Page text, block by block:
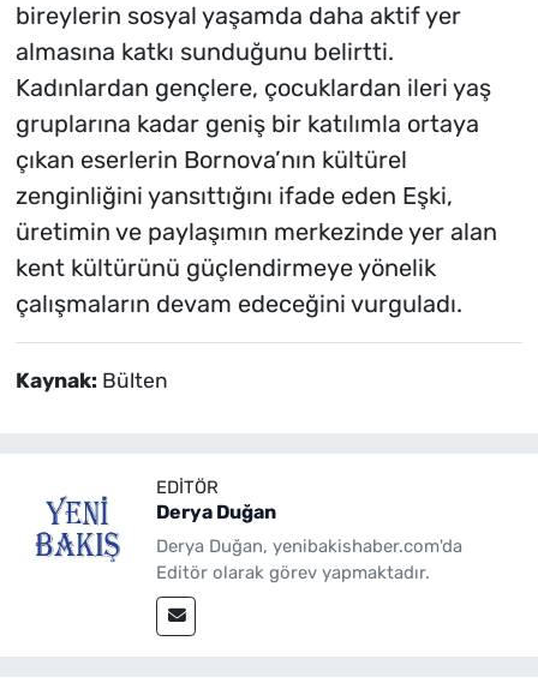
bireylerin sosyal yaşamda daha aktif yer
almasına katkı sunduğunu belirtti.
Kadınlardan gençlere, çocuklardan ileri yaş
gruplarına kadar geniş bir katılımla ortaya
çıkan eserlerin Bornova’nın kültürel
zenginliğini yansıttığını ifade eden Eşki,
üretimin ve paylaşımın merkezinde yer alan
kent kültürünü güçlendirmeye yönelik
çalışmaların devam edeceğini vurguladı.
Kaynak: Bülten
EDITÖR
Derya Duğan
Derya Duğan, yenibakishaber.com'da
Editör olarak görev yapmaktadır.